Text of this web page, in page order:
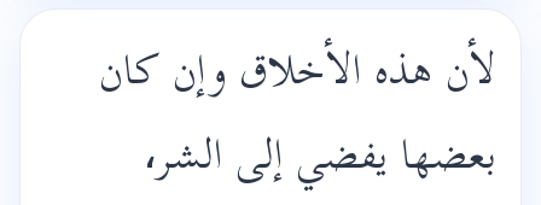
لأن هذه الأخلاق وإن كان
بعضها يفضي إلى الشر،